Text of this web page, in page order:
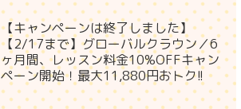
【キャンペーンは終了しました】
【2/17まで】グローバルクラウン／6
ヶ月間、レッスン料金10%OFFキャン
ペーン開始！最大11,880円おトク!!